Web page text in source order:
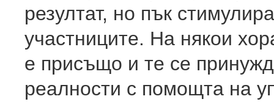
резултат, но пък
участниците. На някои
е присъщо и те се
реалности с помощта на